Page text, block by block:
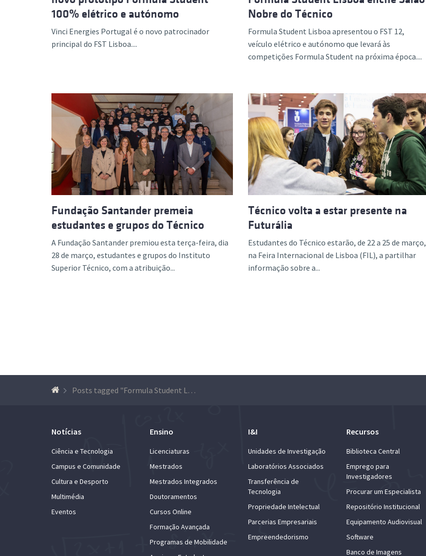
100% elétrico e autónomo
Vinci Energies Portugal é o novo patrocinador
principal do FST Lisboa....
Nobre do Técnico
Formula Student Lisboa apresentou o FST 12,
veículo elétrico e autónomo que levará às
competições Formula Student na próxima época....
Fundação Santander premeia
estudantes e grupos do Técnico
A Fundação Santander premiou esta terça-feira, dia
28 de março, estudantes e grupos do Instituto
Superior Técnico, com a atribuição...
Técnico volta a estar presente na
Futurália
Estudantes do Técnico estarão, de 22 a 25 de março,
na Feira Internacional de Lisboa (FIL), a partilhar
informação sobre a...
Posts tagged "Formula Student Lisboa (FST Lisboa)"
Notícias
Ciência e Tecnologia
Campus e Comunidade
Cultura e Desporto
Multimédia
Eventos
Ensino
Licenciaturas
Mestrados
Mestrados Integrados
Doutoramentos
Cursos Online
Formação Avançada
Programas de Mobilidade
I&I
Unidades de Investigação
Laboratórios Associados
Transferência de
Tecnologia
Propriedade Intelectual
Parcerias Empresariais
Empreendedorismo
Recursos
Biblioteca Central
Emprego para
Investigadores
Procurar um Especialista
Repositório Institucional
Equipamento Audiovisual
Software
Banco de Imagens